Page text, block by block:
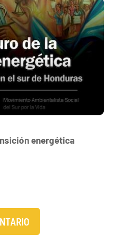
energética